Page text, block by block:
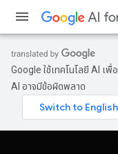
Google ใช้เทคโนโลยี AI เ
AI อาจมีข้อผิดพลาด